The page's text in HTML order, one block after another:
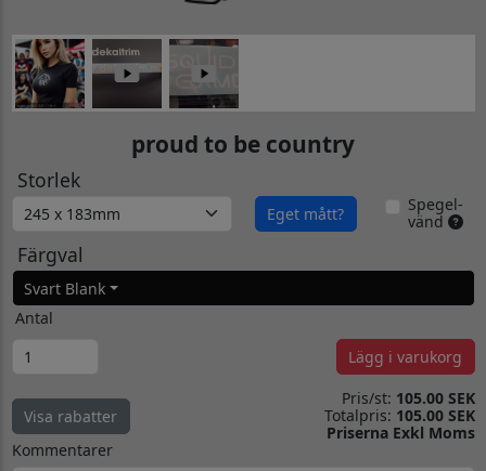
proud to be country
Storlek
Eget mått?
Spegel-
vänd
Färgval
Svart Blank
Antal
Lägg i varukorg
Visa rabatter
Pris/st: 105.00 SEK
Totalpris: 105.00 SEK
Priserna Exkl Moms
Kommentarer